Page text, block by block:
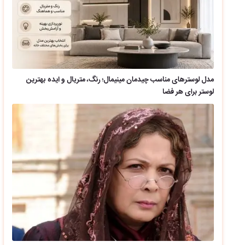
مدل لوسترهای مناسب چیدمان مینیمال؛ رنگ، متریال و ایده بهترین
لوستر برای هر فضا